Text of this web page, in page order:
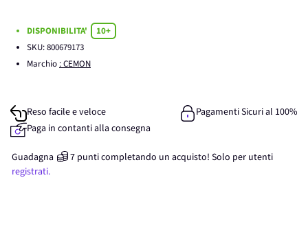
DISPONIBILITA'
10+
SKU:800679173
Marchio : CEMON
Reso facile e veloce
Pagamenti Sicuri al 100%
Paga in contanti alla consegna
Guadagna 7 punticompletando un acquisto! Solo per utenti
registrati.